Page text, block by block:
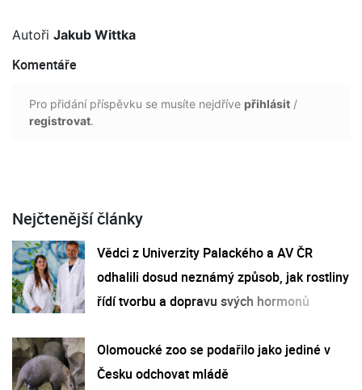
Autoři Jakub Wittka
Komentáře
Pro přidání příspěvku se musíte nejdříve přihlásit /
registrovat.
Nejčtenější články
Vědci z Univerzity Palackého a AV ČR
odhalili dosud neznámý způsob, jak rostliny
řídí tvorbu a dopravu svých hormonů
Olomoucké zoo se podařilo jako jediné v
Česku odchovat mládě